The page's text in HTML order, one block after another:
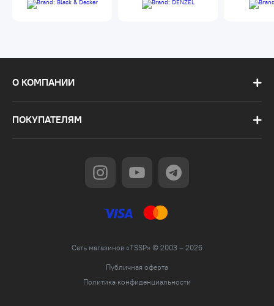
О КОМПАНИИ
ПОКУПАТЕЛЯМ
Сеть магазинов «TSSP» © 2003 – 2026
Публичная оферта
Политика конфиденциальности